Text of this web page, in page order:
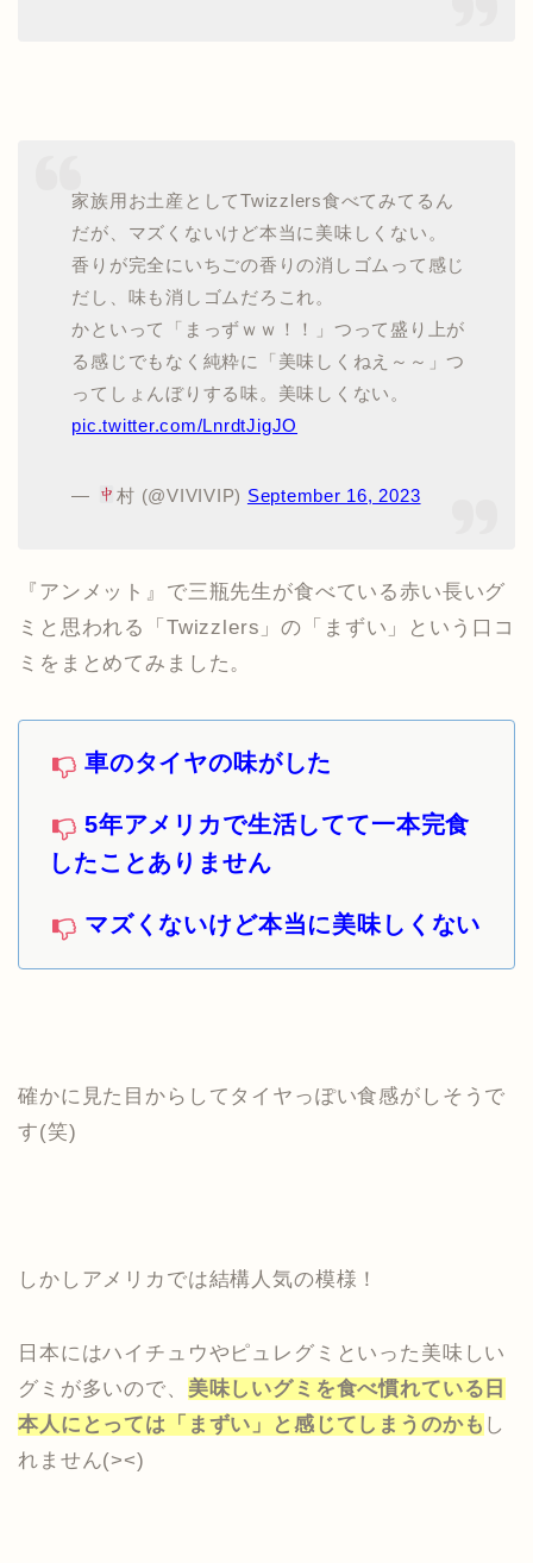
家族用お土産としてTwizzlers食べてみてるん
だが、マズくないけど本当に美味しくない。
香りが完全にいちごの香りの消しゴムって感じ
だし、味も消しゴムだろこれ。
かといって「まっずｗｗ！！」つって盛り上が
る感じでもなく純粋に「美味しくねえ～～」つ
ってしょんぼりする味。美味しくない。
pic.twitter.com/LnrdtJigJO
— 村 (@VIVIVIP) September 16, 2023
『アンメット』で三瓶先生が食べている赤い長いグ
ミと思われる「Twizzlers」の「まずい」という口コ
ミをまとめてみました。
車のタイヤの味がした
5年アメリカで生活してて一本完食
したことありません
マズくないけど本当に美味しくない
確かに見た目からしてタイヤっぽい食感がしそうで
す(笑)
しかしアメリカでは結構人気の模様！
日本にはハイチュウやピュレグミといった美味しい
グミが多いので、 美味しいグミを食べ慣れている日
本人にとっては「まずい」と感じてしまうのかも し
れません(><)